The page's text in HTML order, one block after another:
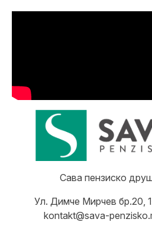
Сава пензиско
Ул. Димче Мирчев бр.20,
kontakt@sava-